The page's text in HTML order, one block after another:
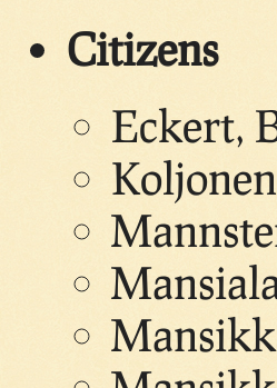
Citizens
Eckert,